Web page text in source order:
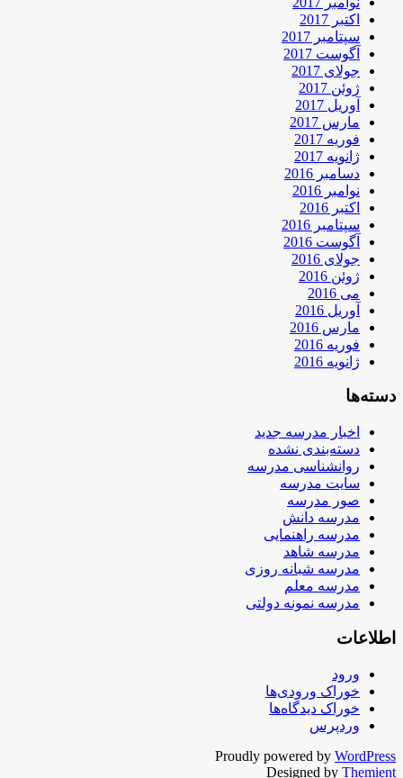
اکتبر 2017
سپتامبر 2017
آگوست 2017
جولای 2017
ژوئن 2017
آوریل 2017
مارس 2017
فوریه 2017
ژانویه 2017
دسامبر 2016
نوامبر 2016
اکتبر 2016
سپتامبر 2016
آگوست 2016
جولای 2016
ژوئن 2016
می 2016
آوریل 2016
مارس 2016
فوریه 2016
ژانویه 2016
دسته‌ها
اخبار مدرسه جدید
دسته‌بندی نشده
روانشناسی مدرسه
سایت مدرسه
صور مدرسه
مدرسه دانش
مدرسه راهنمایی
مدرسه شاهد
مدرسه شبانه روزی
مدرسه معلم
مدرسه نمونه دولتی
اطلاعات
ورود
خوراک ورودی‌ها
خوراک دیدگاه‌ها
وردپرس
Proudly powered by WordPress
Designed by Themient